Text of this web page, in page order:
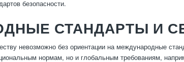
безопасности.
СТАНДАРТЫ И
невозможно без ориентации на международные
нормам, но и глобальным требованиям,